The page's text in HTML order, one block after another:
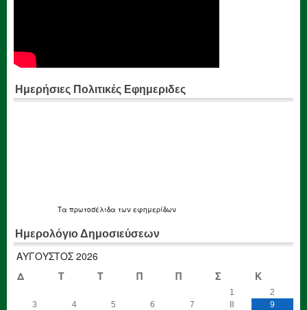
Ημερήσιες Πολιτικές Εφημεριδες
Τα πρωτοσέλιδα των εφημερίδων
Ημερολόγιο Δημοσιεύσεων
ΑΎΓΟΥΣΤΟΣ 2026
Δ
Τ Τ Π Π Σ Κ
1
2
3
4 5 6 7 8
9